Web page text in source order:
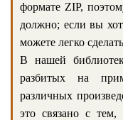
формате ZIP,
должно; если вы
можете легко
В нашей
разбитых на
различных
это связано с тем,